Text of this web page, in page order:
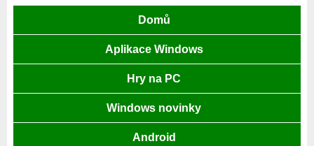
Domů
Aplikace Windows
Hry na PC
Windows novinky
Android